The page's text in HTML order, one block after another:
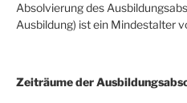
Absolvierung des
Ausbildung) ist ein Mindestalter
Zeiträume der